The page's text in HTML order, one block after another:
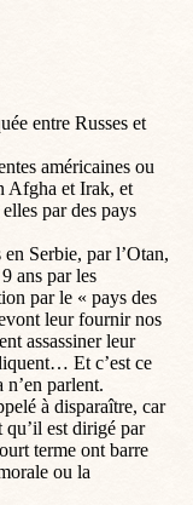
entre Russes et
américaines ou
Afgha et Irak, et
par des pays
Serbie, par l’Otan,
ans par les
par le « pays des
leur fournir nos
assassiner leur
Et c’est ce
n’en parlent.
à disparaître, car
est dirigé par
terme ont barre
ou la